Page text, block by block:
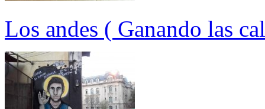
Los andes ( Ganando las